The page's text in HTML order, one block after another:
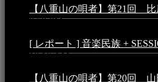
【八重山の唄者】第21回
8:59 PM
[ レポート ] 音楽民族 +
10:16 AM
【八重山の唄者】第20回 山